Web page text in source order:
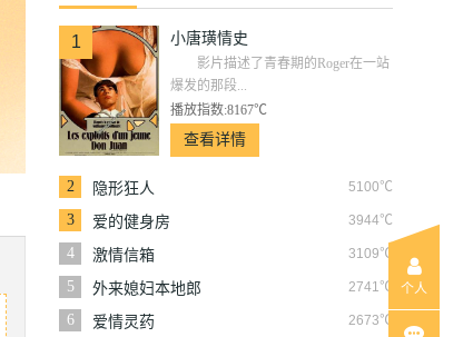
1 小唐璜情史
影片描述了青春期的Roger在一站
爆发的那段...
播放指数:8167℃
查看详情
2 5100℃
隐形狂人
3
3944℃
爱的健身房
4
3109℃
激情信箱
5
2741℃
外来媳妇本地郎
6
2673℃
爱情灵药
个人